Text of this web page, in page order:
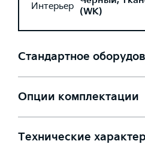
Интерьер (WK)
Стандартное
Опции комплектации
Технические